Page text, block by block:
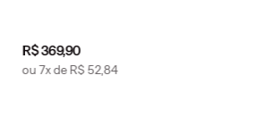
R$369,90
ou7x deR$ 52,84